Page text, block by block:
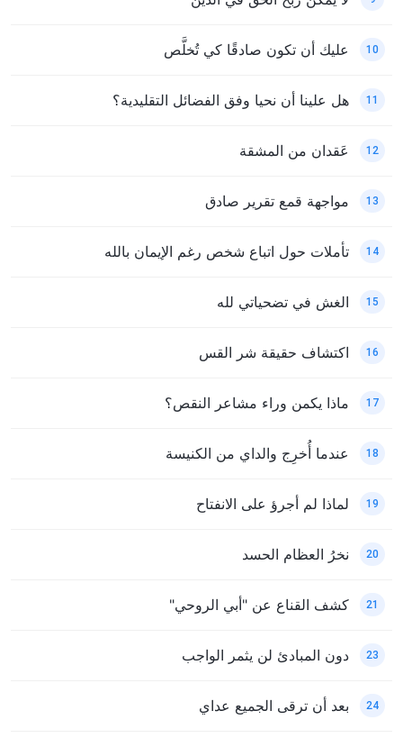
10 عليك أن تكون صادقًا كي تُخلَّص
11 هل علينا أن نحيا وفق الفضائل التقليدية؟
12 عَقدان من المشقة
13 مواجهة قمع تقرير صادق
14 تأملات حول اتباع شخص رغم الإيمان بالله
15 الغش في تضحياتي لله
16 اكتشاف حقيقة شر القس
17 ماذا يكمن وراء مشاعر النقص؟
18 عندما أُخرِج والداي من الكنيسة
19 لماذا لم أجرؤ على الانفتاح
20 نخرُ العظام الحسد
21 كشف القناع عن "أبي الروحي"
23 دون المبادئ لن يثمر الواجب
24 بعد أن ترقى الجميع عداي